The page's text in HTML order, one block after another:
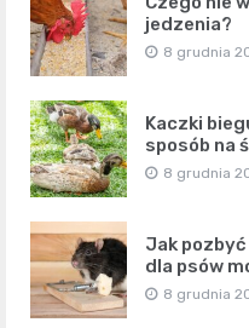
jedzenia?
8 grudnia
Kaczki
sposób na
8 grudnia
Jak
dla psów
8 grudnia